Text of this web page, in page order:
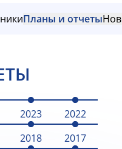
Планы и отчеты
2023
2022
2018
2017